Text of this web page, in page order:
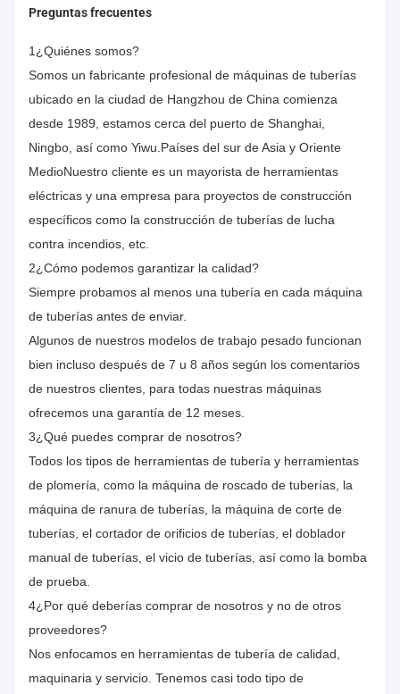
Preguntas frecuentes
1¿Quiénes somos?
Somos un fabricante profesional de máquinas de tuberías
ubicado en la ciudad de Hangzhou de China comienza
desde 1989, estamos cerca del puerto de Shanghai,
Ningbo, así como Yiwu.Países del sur de Asia y Oriente
MedioNuestro cliente es un mayorista de herramientas
eléctricas y una empresa para proyectos de construcción
específicos como la construcción de tuberías de lucha
contra incendios, etc.
2¿Cómo podemos garantizar la calidad?
Siempre probamos al menos una tubería en cada máquina
de tuberías antes de enviar.
Algunos de nuestros modelos de trabajo pesado funcionan
bien incluso después de 7 u 8 años según los comentarios
de nuestros clientes, para todas nuestras máquinas
ofrecemos una garantía de 12 meses.
3¿Qué puedes comprar de nosotros?
Todos los tipos de herramientas de tubería y herramientas
de plomería, como la máquina de roscado de tuberías, la
máquina de ranura de tuberías, la máquina de corte de
tuberías, el cortador de orificios de tuberías, el doblador
manual de tuberías, el vicio de tuberías, así como la bomba
de prueba.
4¿Por qué deberías comprar de nosotros y no de otros
proveedores?
Nos enfocamos en herramientas de tubería de calidad,
maquinaria y servicio. Tenemos casi todo tipo de